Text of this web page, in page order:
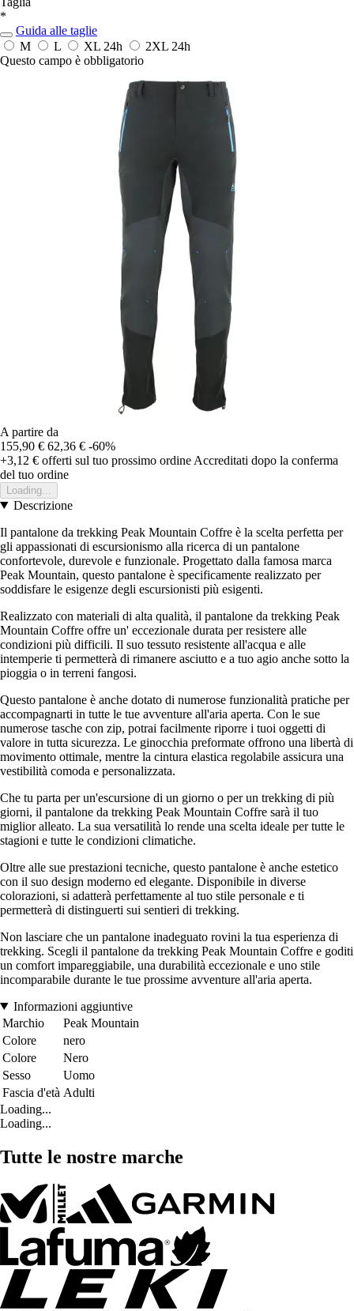
*
Guida alle taglie
M
L XL 24h 2XL 24h
Questo campo è obbligatorio
A partire da
155,90 € 62,36 € -60%
+3,12 € offerti sul tuo prossimo ordine Accreditati dopo la conferma
del tuo ordine
Loading...
Descrizione
Il pantalone da trekking Peak Mountain Coffre è la scelta perfetta per
gli appassionati di escursionismo alla ricerca di un pantalone
confortevole, durevole e funzionale. Progettato dalla famosa marca
Peak Mountain, questo pantalone è specificamente realizzato per
soddisfare le esigenze degli escursionisti più esigenti.
Realizzato con materiali di alta qualità, il pantalone da trekking Peak
Mountain Coffre offre un' eccezionale durata per resistere alle
condizioni più difficili. Il suo tessuto resistente all'acqua e alle
intemperie ti permetterà di rimanere asciutto e a tuo agio anche sotto la
pioggia o in terreni fangosi.
Questo pantalone è anche dotato di numerose funzionalità pratiche per
accompagnarti in tutte le tue avventure all'aria aperta. Con le sue
numerose tasche con zip, potrai facilmente riporre i tuoi oggetti di
valore in tutta sicurezza. Le ginocchia preformate offrono una libertà di
movimento ottimale, mentre la cintura elastica regolabile assicura una
vestibilità comoda e personalizzata.
Che tu parta per un'escursione di un giorno o per un trekking di più
giorni, il pantalone da trekking Peak Mountain Coffre sarà il tuo
miglior alleato. La sua versatilità lo rende una scelta ideale per tutte le
stagioni e tutte le condizioni climatiche.
Oltre alle sue prestazioni tecniche, questo pantalone è anche estetico
con il suo design moderno ed elegante. Disponibile in diverse
colorazioni, si adatterà perfettamente al tuo stile personale e ti
permetterà di distinguerti sui sentieri di trekking.
Non lasciare che un pantalone inadeguato rovini la tua esperienza di
trekking. Scegli il pantalone da trekking Peak Mountain Coffre e goditi
un comfort impareggiabile, una durabilità eccezionale e uno stile
incomparabile durante le tue prossime avventure all'aria aperta.
Informazioni aggiuntive
Marchio
Peak Mountain
Colore
nero
Colore
Nero
Sesso
Uomo
Fascia d'età Adulti
Loading...
Loading...
Tutte le nostre marche